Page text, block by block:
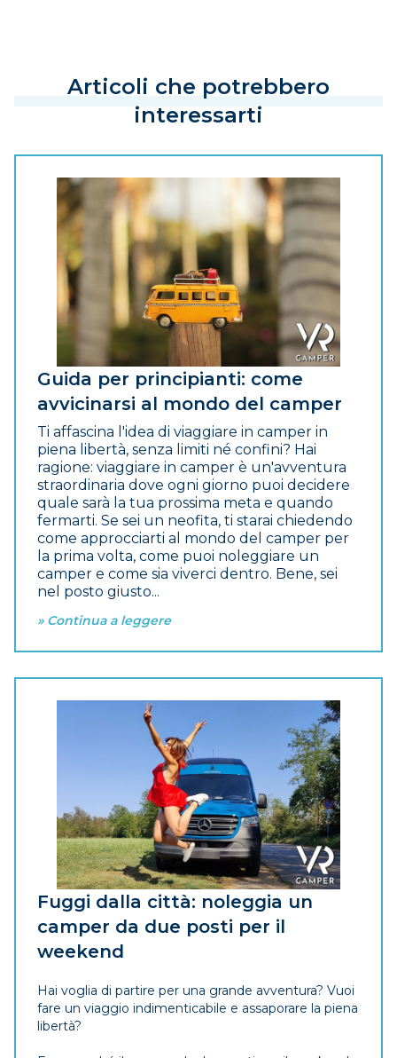
Articoli che potrebbero
interessarti
Guida per principianti: come
avvicinarsi al mondo del camper
Ti affascina l'idea di viaggiare in camper in
piena libertà, senza limiti né confini? Hai
ragione: viaggiare in camper è un'avventura
straordinaria dove ogni giorno puoi decidere
quale sarà la tua prossima meta e quando
fermarti. Se sei un neofita, ti starai chiedendo
come approcciarti al mondo del camper per
la prima volta, come puoi noleggiare un
camper e come sia viverci dentro. Bene, sei
nel posto giusto...
» Continua a leggere
Fuggi dalla città: noleggia un
camper da due posti per il
weekend
Hai voglia di partire per una grande avventura? Vuoi
fare un viaggio indimenticabile e assaporare la piena
libertà?